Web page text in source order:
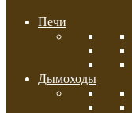
Печи
Дымоходы